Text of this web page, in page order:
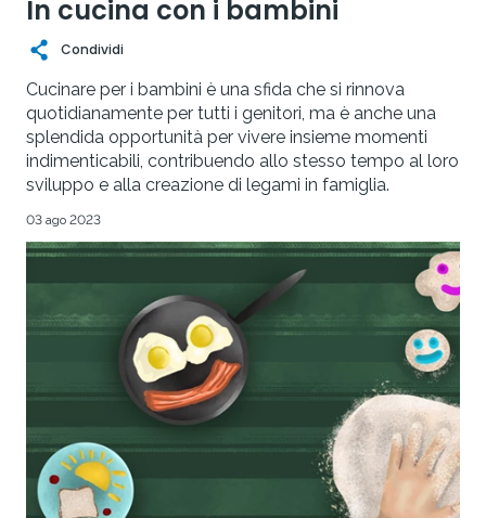
In cucina con i bambini
Condividi
Cucinare per i bambini è una sfida che si rinnova
quotidianamente per tutti i genitori, ma è anche una
splendida opportunità per vivere insieme momenti
indimenticabili, contribuendo allo stesso tempo al loro
sviluppo e alla creazione di legami in famiglia.
03 ago 2023